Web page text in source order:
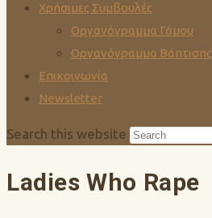
Χρήσιμες Συμβουλές
Οργανόγραμμα Γάμου
Οργανόγραμμα Βάπτισης
Επικοινωνία
Newsletter
Search this website
Ladies Who Rape